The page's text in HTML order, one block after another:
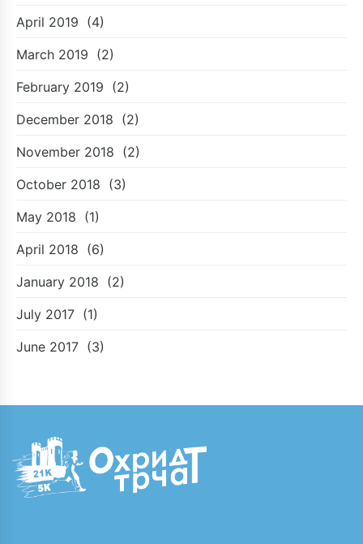
April 2019 (4)
March 2019 (2)
February 2019 (2)
December 2018 (2)
November 2018 (2)
October 2018 (3)
May 2018 (1)
April 2018 (6)
January 2018 (2)
July 2017 (1)
June 2017 (3)